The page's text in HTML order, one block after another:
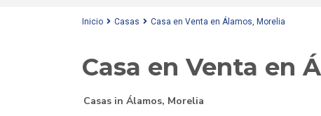
Inicio Casas Casa en Venta en Álamos, Morelia
Casa en Venta en
Casas in Álamos, Morelia